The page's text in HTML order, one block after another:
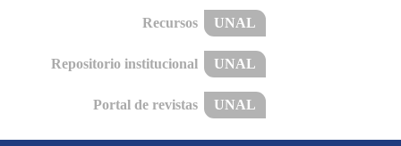
Recursos UNAL
Repositorio institucional UNAL
Portal de revistas UNAL